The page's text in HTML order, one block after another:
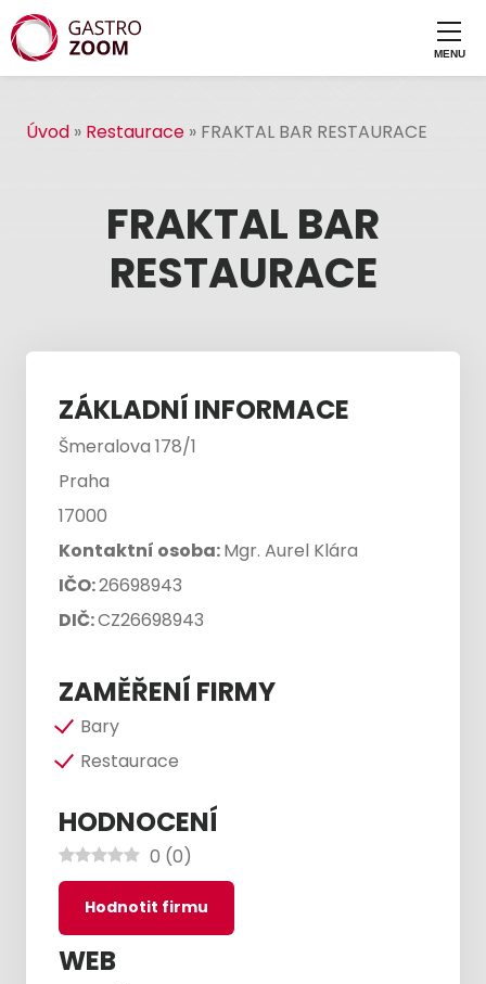
Úvod » Restaurace » FRAKTAL BAR RESTAURACE
FRAKTAL BAR
RESTAURACE
ZÁKLADNÍ INFORMACE
Šmeralova 178/1
Praha
17000
Kontaktní osoba:Mgr. Aurel Klára
IČO:26698943
DIČ:CZ26698943
ZAMĚŘENÍ FIRMY
Bary
Restaurace
HODNOCENÍ
0 (0)
Hodnotit firmu
WEB